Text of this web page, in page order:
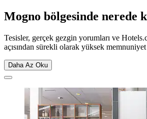
Mogno bölgesinde nerede
Tesisler, gerçek gezgin yorumları ve
açısından sürekli olarak yüksek
Daha Az Oku